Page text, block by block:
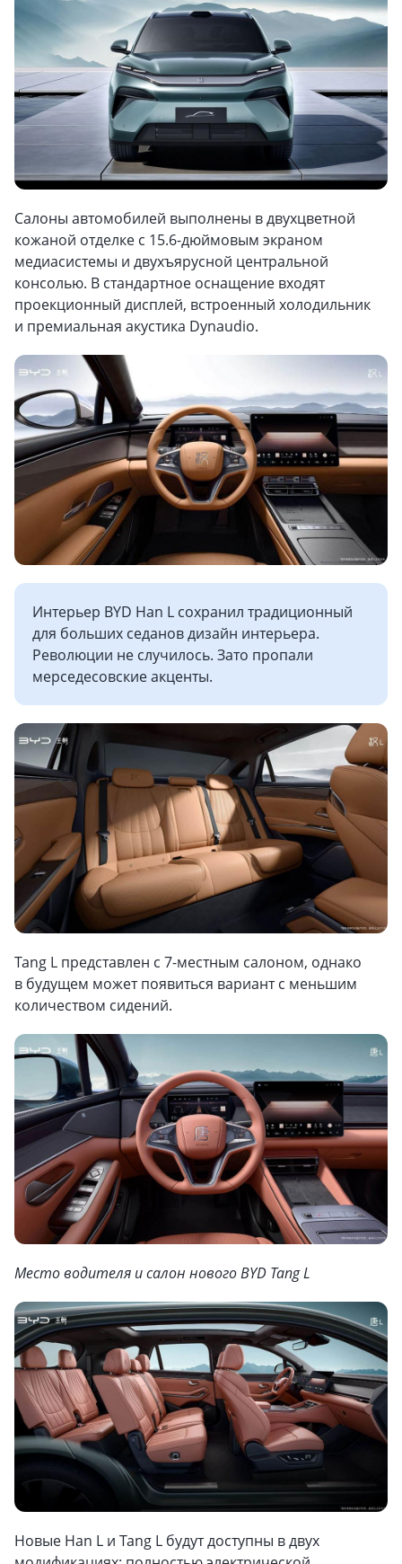
Салоны автомобилей выполнены в двухцветной
кожаной отделке с 15.6-дюймовым экраном
медиасистемы и двухъярусной центральной
консолью. В стандартное оснащение входят
проекционный дисплей, встроенный холодильник
и премиальная акустика Dynaudio.
Интерьер BYD Han L сохранил традиционный
для больших седанов дизайн интерьера.
Революции не случилось. Зато пропали
мерседесовские акценты.
Tang L представлен с 7-местным салоном, однако
в будущем может появиться вариант с меньшим
количеством сидений.
Место водителя и салон нового BYD Tang L
Новые Han L и Tang L будут доступны в двух